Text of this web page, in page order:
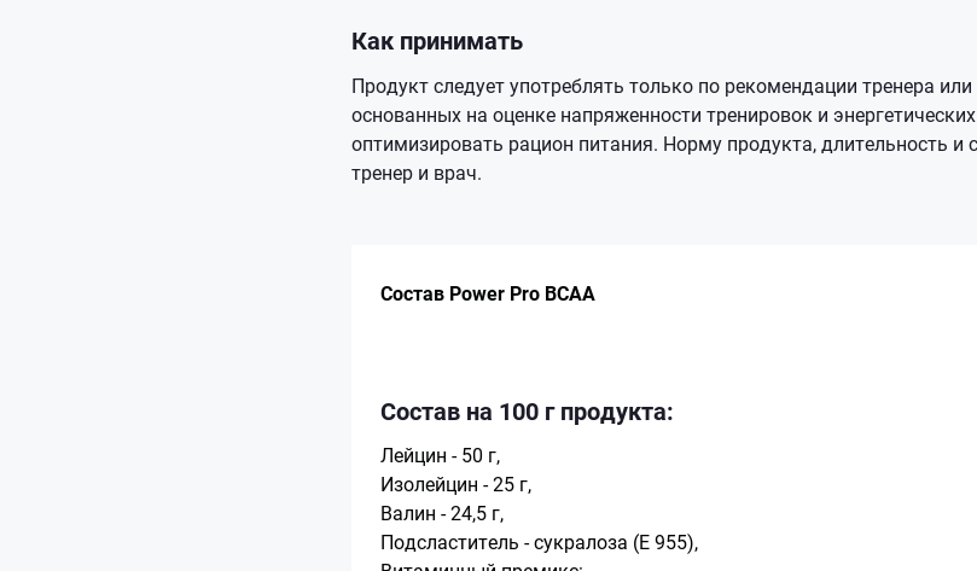
Как принимать
Продукт следует употреблять только по рекомендации тренера
основанных на оценке напряженности тренировок и
оптимизировать рацион питания. Норму продукта, длительность и
тренер и врач.
Состав Power Pro BCAA
Состав на 100 г продукта:
Лейцин -50 г,
Изолейцин - 25 г,
Валин - 24,5 г,
Подсластитель - сукралоза (Е 955),